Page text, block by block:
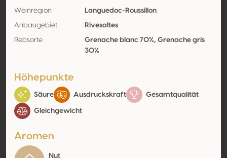
Weinregion Languedoc-Roussillon
Anbaugebiet Rivesaltes
Rebsorte
Grenache blanc 70%, Grenache gris
30%
Höhepunkte
Säure Ausdruckskraft Gesamtqualität
Gleichgewicht
Aromen
Nut